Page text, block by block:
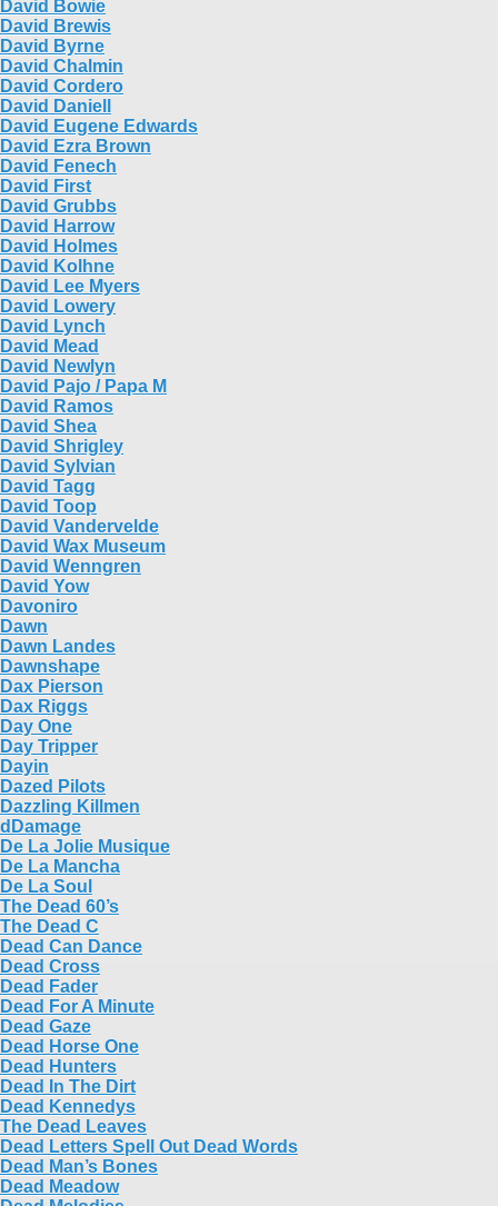
David Bowie
David Brewis
David Byrne
David Chalmin
David Cordero
David Daniell
David Eugene Edwards
David Ezra Brown
David Fenech
David First
David Grubbs
David Harrow
David Holmes
David Kolhne
David Lee Myers
David Lowery
David Lynch
David Mead
David Newlyn
David Pajo / Papa M
David Ramos
David Shea
David Shrigley
David Sylvian
David Tagg
David Toop
David Vandervelde
David Wax Museum
David Wenngren
David Yow
Davoniro
Dawn
Dawn Landes
Dawnshape
Dax Pierson
Dax Riggs
Day One
Day Tripper
Dayin
Dazed Pilots
Dazzling Killmen
dDamage
De La Jolie Musique
De La Mancha
De La Soul
The Dead 60’s
The Dead C
Dead Can Dance
Dead Cross
Dead Fader
Dead For A Minute
Dead Gaze
Dead Horse One
Dead Hunters
Dead In The Dirt
Dead Kennedys
The Dead Leaves
Dead Letters Spell Out Dead Words
Dead Man’s Bones
Dead Meadow